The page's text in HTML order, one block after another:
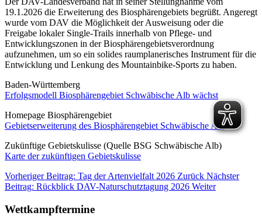
19.1.2026 die Erweiterung des Biosphärengebiets begrüßt. Angeregt
wurde vom DAV die Möglichkeit der Ausweisung oder die
Freigabe lokaler Single-Trails innerhalb von Pflege- und
Entwicklungszonen in der Biosphärengebietsverordnung
aufzunehmen, um so ein solides raumplanerisches Instrument für die
Entwicklung und Lenkung des Mountainbike-Sports zu haben.
Baden-Württemberg
Erfolgsmodell Biosphärengebiet Schwäbische Alb wächst
Homepage Biosphärengebiet
Gebietserweiterung des Biosphärengebiet Schwäbische Alb
Zukünftige Gebietskulisse (Quelle BSG Schwäbische Alb)
Karte der zukünftigen Gebietskulisse
Vorheriger Beitrag: Tag der Artenvielfalt 2026 Zurück Nächster
Beitrag: Rückblick DAV-Naturschutztagung 2026 Weiter
Wettkampftermine